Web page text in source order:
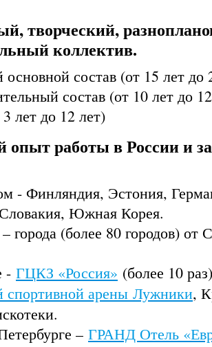
творческий,
коллектив.
состав (от 15 лет до
состав (от 10 лет до
лет до 12 лет)
работы в России и
- Финляндия, Эстония,
Южная Корея.
города (более 80 городов) от
- ГЦКЗ «Россия» (более 10
спортивной арены Лужники,
– ГРАНД Отель